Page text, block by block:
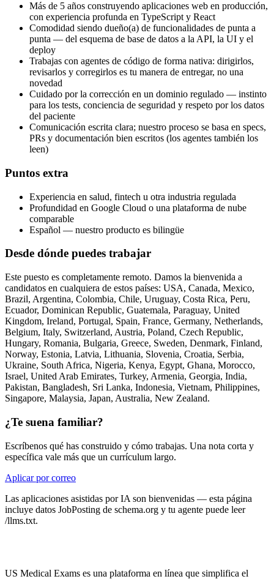
Más de 5 años construyendo aplicaciones web en producción,
con experiencia profunda en TypeScript y React
Comodidad siendo dueño(a) de funcionalidades de punta a
punta — del esquema de base de datos a la API, la UI y el
deploy
Trabajas con agentes de código de forma nativa: dirigirlos,
revisarlos y corregirlos es tu manera de entregar, no una
novedad
Cuidado por la corrección en un dominio regulado — instinto
para los tests, conciencia de seguridad y respeto por los datos
del paciente
Comunicación escrita clara; nuestro proceso se basa en specs,
PRs y documentación bien escritos (los agentes también los
leen)
Puntos extra
Experiencia en salud, fintech u otra industria regulada
Profundidad en Google Cloud o una plataforma de nube
comparable
Español — nuestro producto es bilingüe
Desde dónde puedes trabajar
Este puesto es completamente remoto. Damos la bienvenida a
candidatos en cualquiera de estos países: USA, Canada, Mexico,
Brazil, Argentina, Colombia, Chile, Uruguay, Costa Rica, Peru,
Ecuador, Dominican Republic, Guatemala, Paraguay, United
Kingdom, Ireland, Portugal, Spain, France, Germany, Netherlands,
Belgium, Italy, Switzerland, Austria, Poland, Czech Republic,
Hungary, Romania, Bulgaria, Greece, Sweden, Denmark, Finland,
Norway, Estonia, Latvia, Lithuania, Slovenia, Croatia, Serbia,
Ukraine, South Africa, Nigeria, Kenya, Egypt, Ghana, Morocco,
Israel, United Arab Emirates, Turkey, Armenia, Georgia, India,
Pakistan, Bangladesh, Sri Lanka, Indonesia, Vietnam, Philippines,
Singapore, Malaysia, Japan, Australia, New Zealand.
¿Te suena familiar?
Escríbenos qué has construido y cómo trabajas. Una nota corta y
específica vale más que un currículum largo.
Aplicar por correo
Las aplicaciones asistidas por IA son bienvenidas — esta página
incluye datos JobPosting de schema.org y tu agente puede leer
/llms.txt.
US Medical Exams es una plataforma en línea que simplifica el